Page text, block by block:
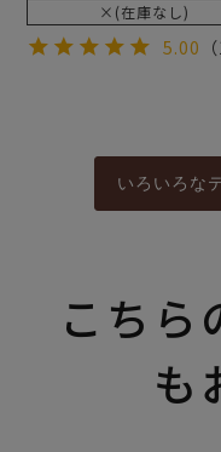
×(在庫なし)
5.00
いろいろな
こちら
も